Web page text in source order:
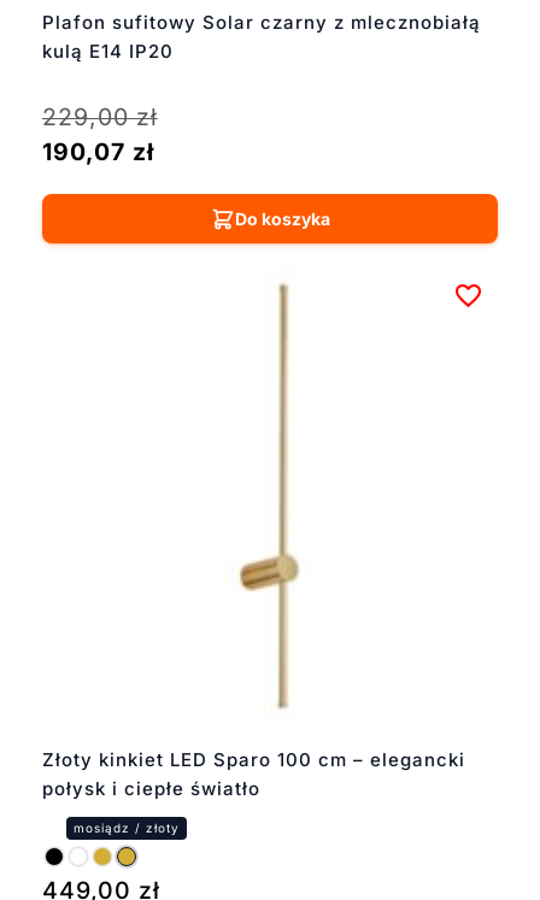
Plafon sufitowy Solar czarny z mlecznobiałą
kulą E14 IP20
229,00zł
190,07 zł
Do koszyka
Złoty kinkiet LED Sparo 100 cm – elegancki
połysk i ciepłe światło
449,00 zł